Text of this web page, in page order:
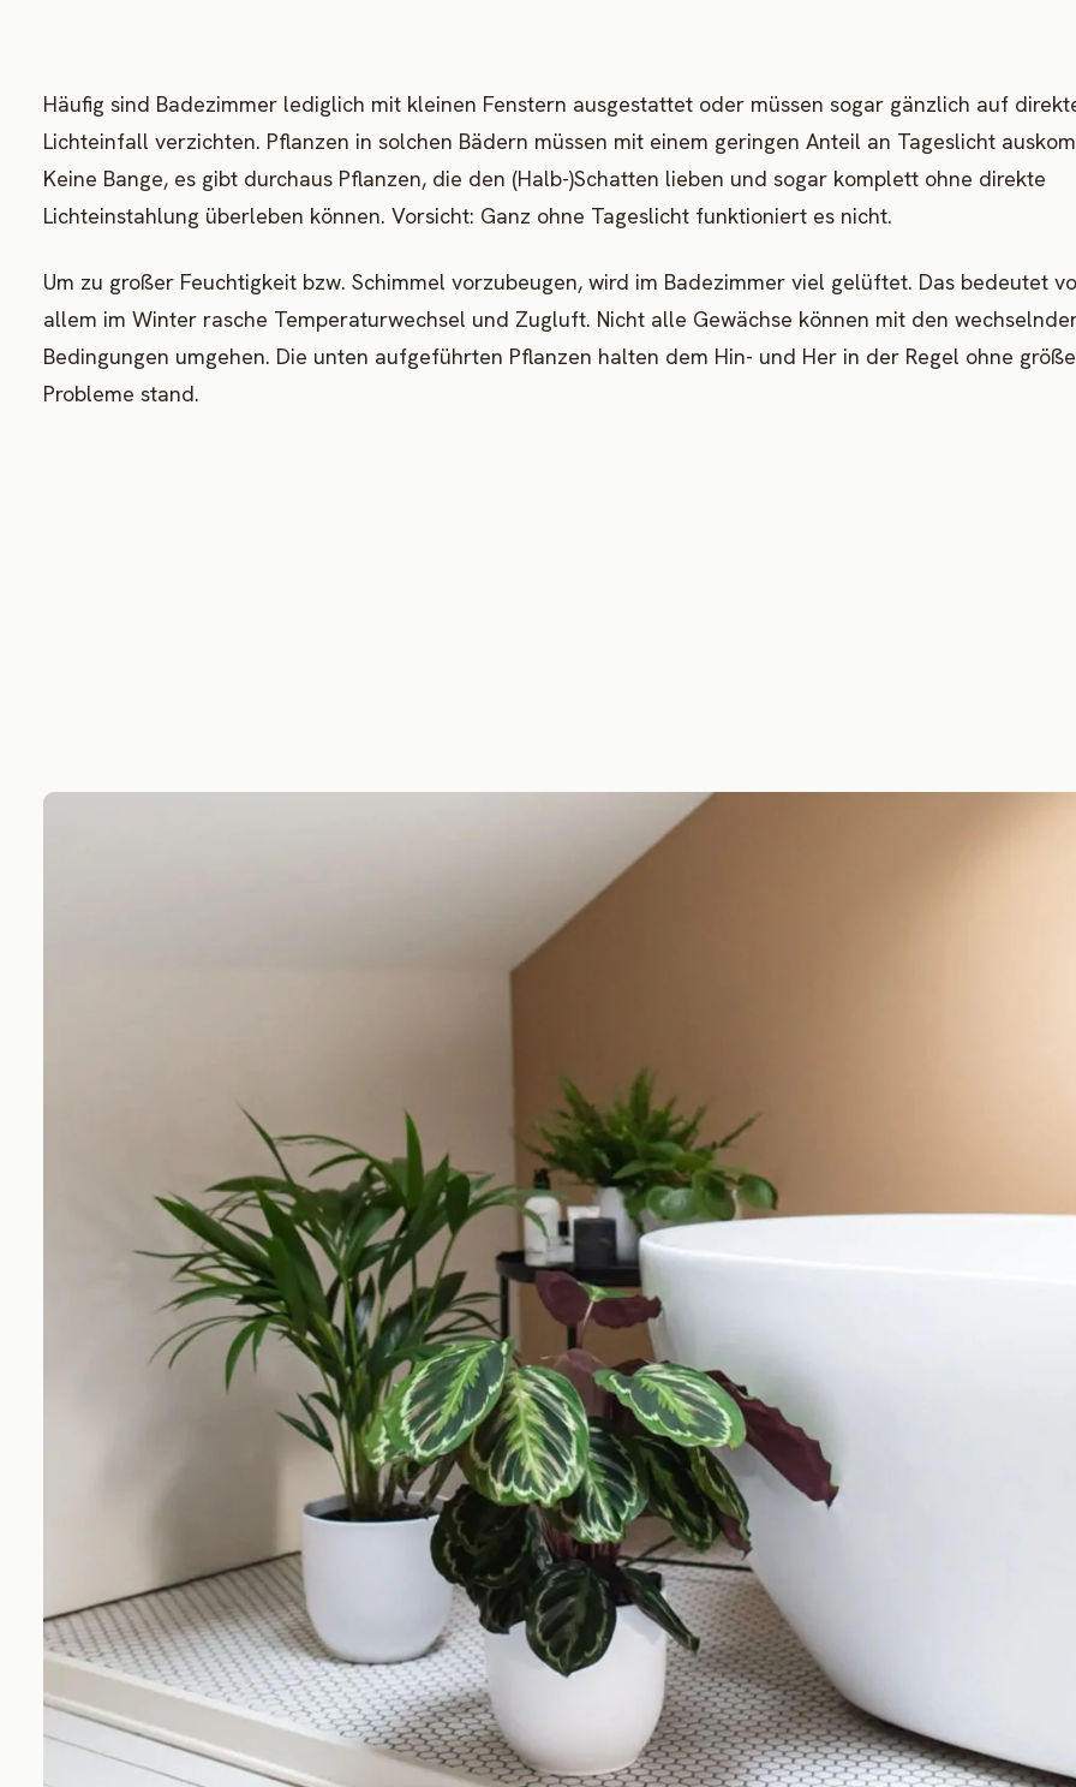
Häufig sind Badezimmer lediglich mit kleinen Fenstern ausgestattet oder müssen sogar gänzlich auf
Lichteinfall verzichten. Pflanzen in solchen Bädern müssen mit einem geringen Anteil an Tageslicht
Keine Bange, es gibt durchaus Pflanzen, die den (Halb-)Schatten lieben und sogar komplett ohne direkte
Lichteinstahlung überleben können. Vorsicht: Ganz ohne Tageslicht funktioniert es nicht.
Um zu großer Feuchtigkeit bzw. Schimmel vorzubeugen, wird im Badezimmer viel gelüftet. Das bedeutet
allem im Winter rasche Temperaturwechsel und Zugluft. Nicht alle Gewächse können mit den
Bedingungen umgehen. Die unten aufgeführten Pflanzen halten dem Hin- und Her in der Regel ohne
Probleme stand.